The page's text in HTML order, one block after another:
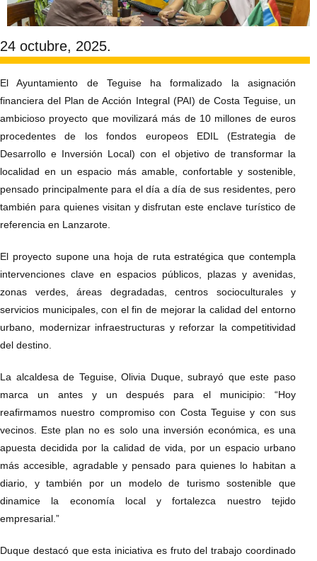
24 octubre, 2025.
El Ayuntamiento de Teguise ha formalizado la asignación
financiera del Plan de Acción Integral (PAI) de Costa Teguise, un
ambicioso proyecto que movilizará más de 10 millones de euros
procedentes de los fondos europeos EDIL (Estrategia de
Desarrollo e Inversión Local) con el objetivo de transformar la
localidad en un espacio más amable, confortable y sostenible,
pensado principalmente para el día a día de sus residentes, pero
también para quienes visitan y disfrutan este enclave turístico de
referencia en Lanzarote.
El proyecto supone una hoja de ruta estratégica que contempla
intervenciones clave en espacios públicos, plazas y avenidas,
zonas verdes, áreas degradadas, centros socioculturales y
servicios municipales, con el fin de mejorar la calidad del entorno
urbano, modernizar infraestructuras y reforzar la competitividad
del destino.
La alcaldesa de Teguise, Olivia Duque, subrayó que este paso
marca un antes y un después para el municipio: “Hoy
reafirmamos nuestro compromiso con Costa Teguise y con sus
vecinos. Este plan no es solo una inversión económica, es una
apuesta decidida por la calidad de vida, por un espacio urbano
más accesible, agradable y pensado para quienes lo habitan a
diario, y también por un modelo de turismo sostenible que
dinamice la economía local y fortalezca nuestro tejido
empresarial.”
Duque destacó que esta iniciativa es fruto del trabajo coordinado